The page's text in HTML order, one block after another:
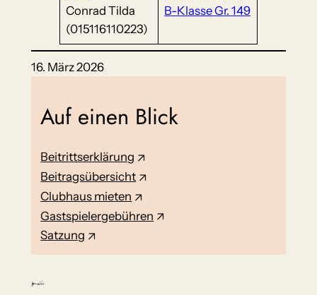
Conrad Tilda
(015116110223)
B-Klasse Gr. 149
16. März 2026
Auf einen Blick
Beitrittserklärung
Beitragsübersicht
Clubhaus mieten
Gastspielergebühren
Satzung